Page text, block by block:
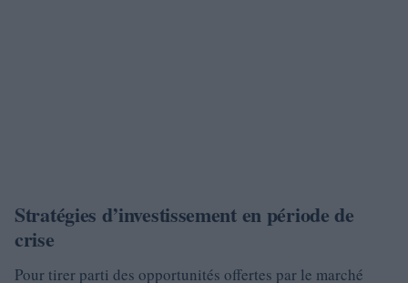
Stratégies d’investissement en période de
crise
Pour tirer parti des opportunités offertes par le marché